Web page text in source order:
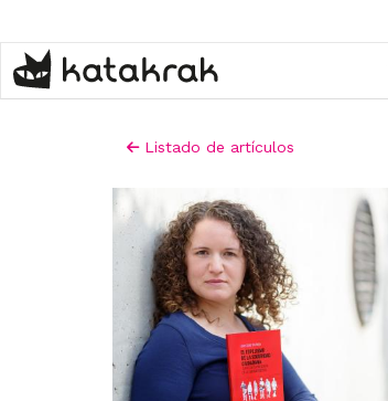
contenido
principal
Listado de artículos